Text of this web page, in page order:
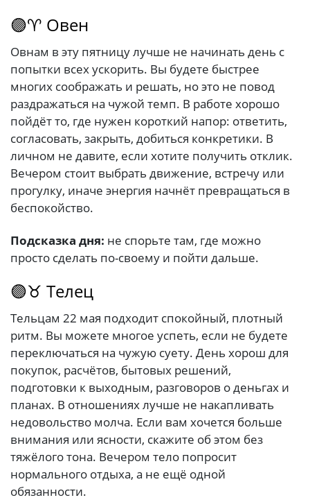
🟣♈ Овен
Овнам в эту пятницу лучше не начинать день с
попытки всех ускорить. Вы будете быстрее
многих соображать и решать, но это не повод
раздражаться на чужой темп. В работе хорошо
пойдёт то, где нужен короткий напор: ответить,
согласовать, закрыть, добиться конкретики. В
личном не давите, если хотите получить отклик.
Вечером стоит выбрать движение, встречу или
прогулку, иначе энергия начнёт превращаться в
беспокойство.
Подсказка дня: не спорьте там, где можно
просто сделать по-своему и пойти дальше.
🟣♉ Телец
Тельцам 22 мая подходит спокойный, плотный
ритм. Вы можете многое успеть, если не будете
переключаться на чужую суету. День хорош для
покупок, расчётов, бытовых решений,
подготовки к выходным, разговоров о деньгах и
планах. В отношениях лучше не накапливать
недовольство молча. Если вам хочется больше
внимания или ясности, скажите об этом без
тяжёлого тона. Вечером тело попросит
нормального отдыха, а не ещё одной
обязанности.